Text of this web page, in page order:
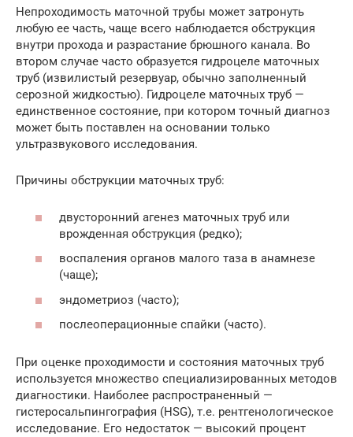
Непроходимость маточной трубы может затронуть
любую ее часть, чаще всего наблюдается обструкция
внутри прохода и разрастание брюшного канала. Во
втором случае часто образуется гидроцеле маточных
труб (извилистый резервуар, обычно заполненный
серозной жидкостью). Гидроцеле маточных труб —
единственное состояние, при котором точный диагноз
может быть поставлен на основании только
ультразвукового исследования.
Причины обструкции маточных труб:
двусторонний агенез маточных труб или
врожденная обструкция (редко);
воспаления органов малого таза в анамнезе
(чаще);
эндометриоз (часто);
послеоперационные спайки (часто).
При оценке проходимости и состояния маточных труб
используется множество специализированных методов
диагностики. Наиболее распространенный —
гистеросальпингография (HSG), т.е. рентгенологическое
исследование. Его недостаток — высокий процент